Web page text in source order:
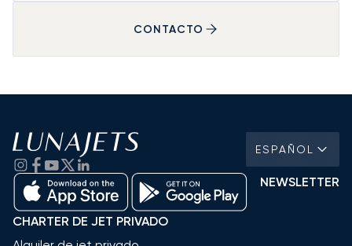
CONTACTO
ESPAÑOL
NEWSLETTER
CHARTER DE JET PRIVADO